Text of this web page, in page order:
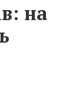
на